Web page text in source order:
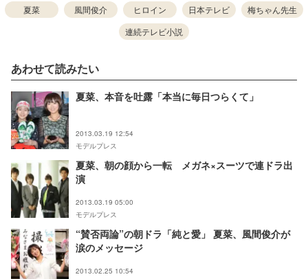
夏菜 風間俊介 ヒロイン 日本テレビ
梅ちゃん先生
連続テレビ小説
あわせて読みたい
夏菜、本音を吐露「本当に毎日つらくて」
2013.03.19 12:54
モデルプレス
夏菜、朝の顔から一転 メガネ×スーツで連ドラ出
演
2013.03.19 05:00
モデルプレス
“賛否両論”の朝ドラ「純と愛」 夏菜、風間俊介が
涙のメッセージ
2013.02.25 10:54